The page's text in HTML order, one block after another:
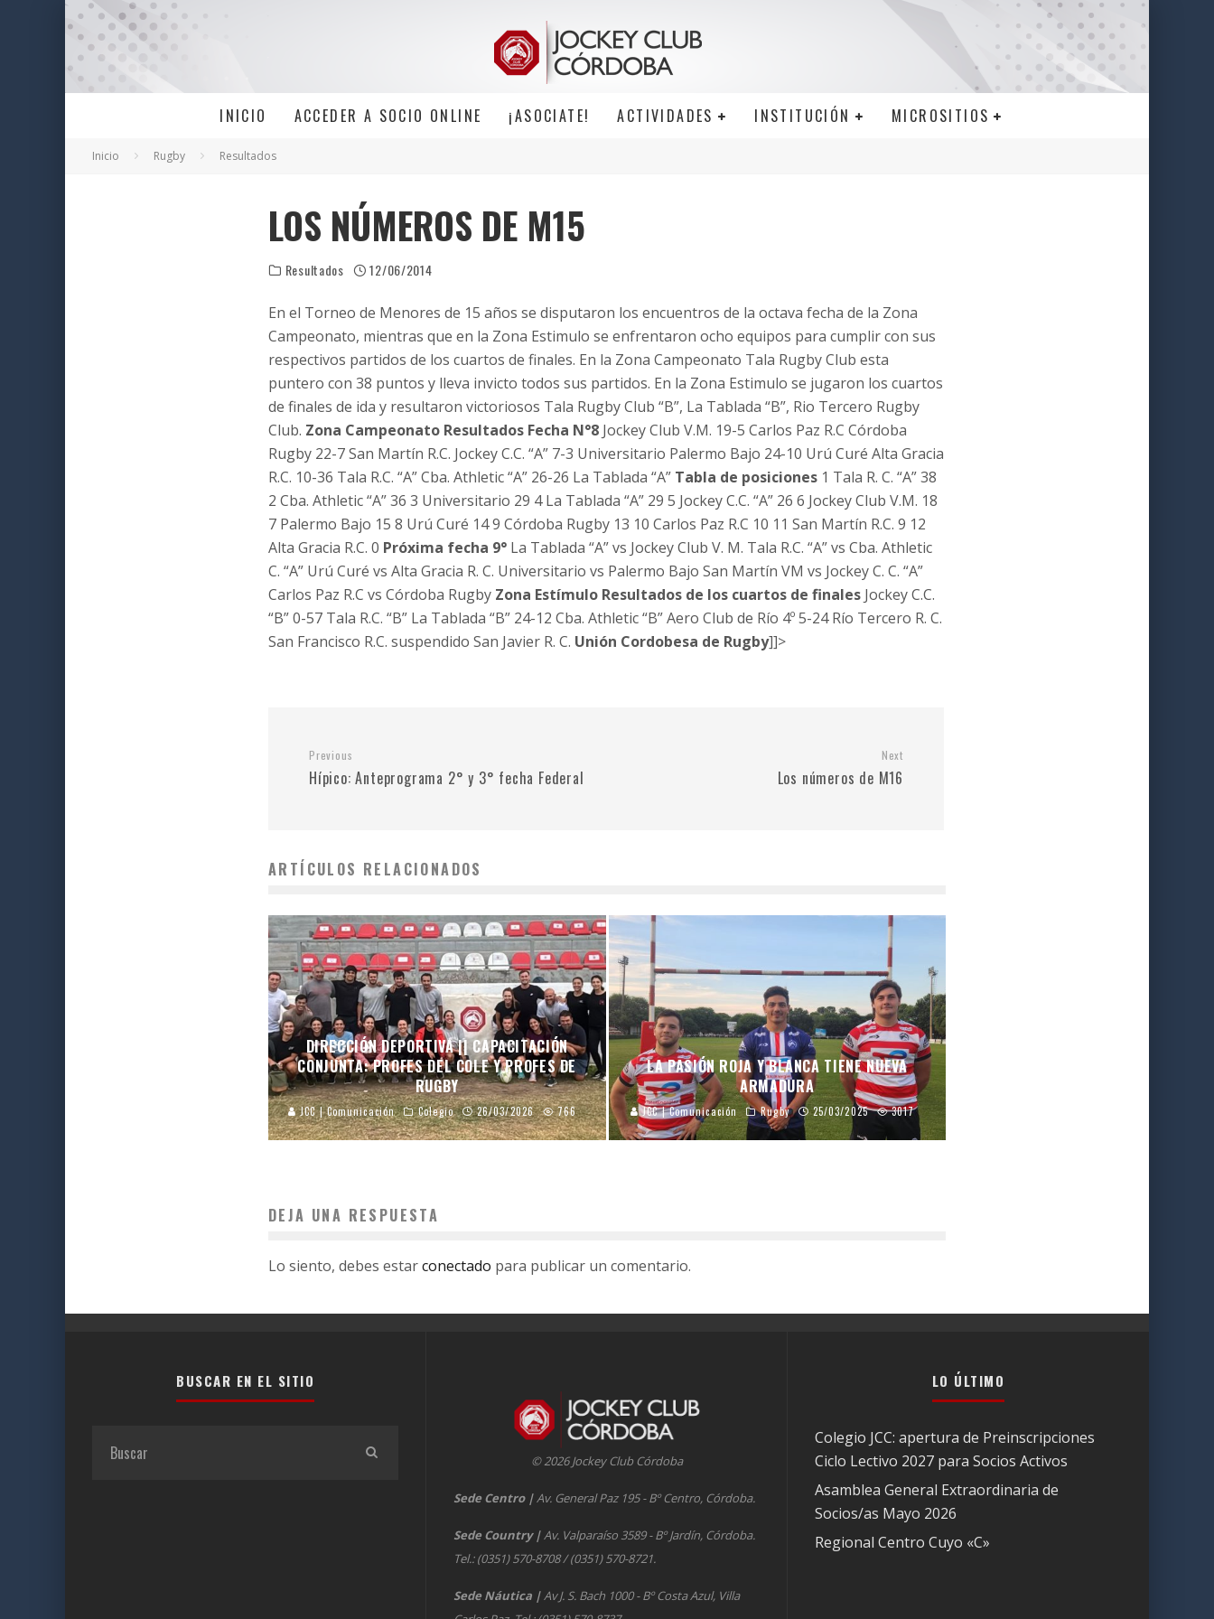
INICIO ACCEDER A SOCIO ONLINE ¡ASOCIATE! ACTIVIDADES INSTITUCIÓN MICROSITIOS
Inicio Rugby Resultados
LOS NÚMEROS DE M15
Resultados 12/06/2014
En el Torneo de Menores de 15 años se disputaron los encuentros de la octava fecha de la Zona
Campeonato, mientras que en la Zona Estimulo se enfrentaron ocho equipos para cumplir con sus
respectivos partidos de los cuartos de finales. En la Zona Campeonato Tala Rugby Club esta
puntero con 38 puntos y lleva invicto todos sus partidos. En la Zona Estimulo se jugaron los cuartos
de finales de ida y resultaron victoriosos Tala Rugby Club “B”, La Tablada “B”, Rio Tercero Rugby
Club. Zona Campeonato Resultados Fecha N°8 Jockey Club V.M. 19-5 Carlos Paz R.C Córdoba
Rugby 22-7 San Martín R.C. Jockey C.C. “A” 7-3 Universitario Palermo Bajo 24-10 Urú Curé Alta Gracia
R.C. 10-36 Tala R.C. “A” Cba. Athletic “A” 26-26 La Tablada “A” Tabla de posiciones 1 Tala R. C. “A” 38
2 Cba. Athletic “A” 36 3 Universitario 29 4 La Tablada “A” 29 5 Jockey C.C. “A” 26 6 Jockey Club V.M. 18
7 Palermo Bajo 15 8 Urú Curé 14 9 Córdoba Rugby 13 10 Carlos Paz R.C 10 11 San Martín R.C. 9 12
Alta Gracia R.C. 0 Próxima fecha 9° La Tablada “A” vs Jockey Club V. M. Tala R.C. “A” vs Cba. Athletic
C. “A” Urú Curé vs Alta Gracia R. C. Universitario vs Palermo Bajo San Martín VM vs Jockey C. C. “A”
Carlos Paz R.C vs Córdoba Rugby Zona Estímulo Resultados de los cuartos de finales Jockey C.C.
“B” 0-57 Tala R.C. “B” La Tablada “B” 24-12 Cba. Athletic “B” Aero Club de Río 4º 5-24 Río Tercero R. C.
San Francisco R.C. suspendido San Javier R. C. Unión Cordobesa de Rugby]]>
Previous
Hípico: Anteprograma 2° y 3° fecha Federal
Next
Los números de M16
ARTÍCULOS RELACIONADOS
DIRECCIÓN DEPORTIVA || CAPACITACIÓN
CONJUNTA: PROFES DEL COLE Y PROFES DE
RUGBY
JCC | Comunicación Colegio 26/03/2026 766
LA PASIÓN ROJA Y BLANCA TIENE NUEVA
ARMADURA
JCC | Comunicación Rugby 25/03/2025 3017
DEJA UNA RESPUESTA
Lo siento, debes estarconectado para publicar un comentario.
BUSCAR EN EL SITIO
© 2026 Jockey Club Córdoba
Sede Centro |Av. General Paz 195 - Bº Centro, Córdoba.
Sede Country |Av. Valparaíso 3589 - Bº Jardín, Córdoba.
Tel.: (0351) 570-8708 / (0351) 570-8721.
Sede Náutica |Av J. S. Bach 1000 - Bº Costa Azul, Villa
LO ÚLTIMO
Colegio JCC: apertura de Preinscripciones
Ciclo Lectivo 2027 para Socios Activos
Asamblea General Extraordinaria de
Socios/as Mayo 2026
Regional Centro Cuyo «C»